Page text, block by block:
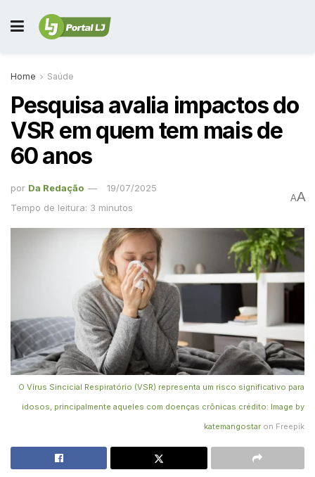
Home Saúde
Pesquisa avalia impactos do
VSR em quem tem mais de
60 anos
por Da Redação
19/07/2025
Tempo de leitura: 3 minutos
AA
O Vírus Sincicial Respiratório (VSR) representa um risco significativo para
idosos, principalmente aqueles com doenças crônicas crédito: Image by
katemangostar on Freepik